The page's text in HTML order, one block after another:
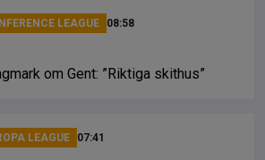
LEAGUE 08:58
om Gent: ”Riktiga skithus”
LEAGUE 07:41